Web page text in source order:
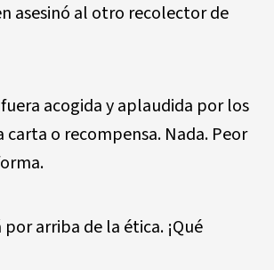
asesinó al otro recolector de
acogida y aplaudida por los
o recompensa. Nada. Peor
arriba de la ética. ¡Qué